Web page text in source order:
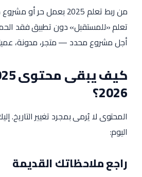
من ربط تعلم 2025 بعمل حر
تعلم «للمستقبل» دون تطبيق فقد
أجل مشروع محدد — متجر، مدونة،
2026؟
المحتوى لا يُرمى بمجرد تغيير التاريخ.
اليوم:
راجع ملاحظاتك القديمة